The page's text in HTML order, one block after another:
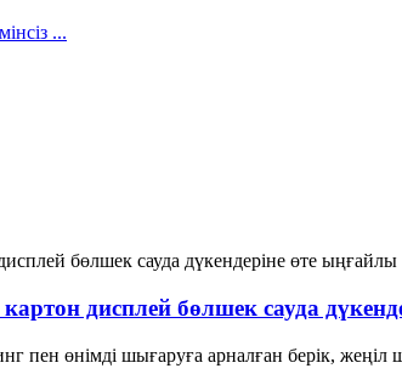
дисплей бөлшек сауда
пен өнімді шығаруға арналған берік,